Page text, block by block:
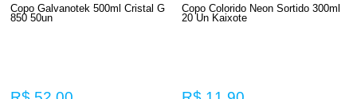
Copo Galvanotek 500ml Cristal G
850 50un
Copo Colorido Neon Sortido 300ml
20 Un Kaixote